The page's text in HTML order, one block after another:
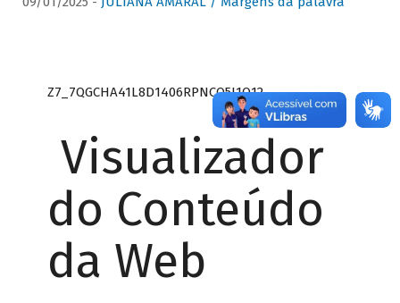
Z7_7QGCHA41L8D1406RPNCQ5J1O12
Visualizador
do Conteúdo
da Web